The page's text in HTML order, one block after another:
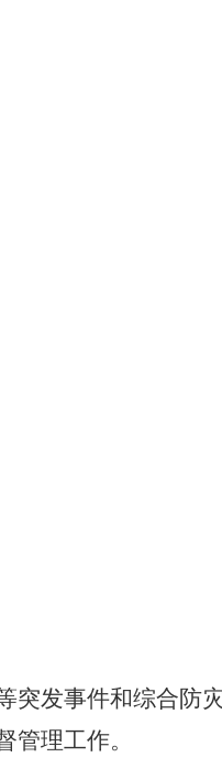
发事件和综合防
理工作。